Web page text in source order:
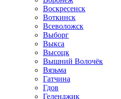
Воскресенск
Воткинск
Всеволожск
Выборг
Выкса
Высоцк
Вышний Волочёк
Вязьма
Гатчина
Гдов
Геленджик